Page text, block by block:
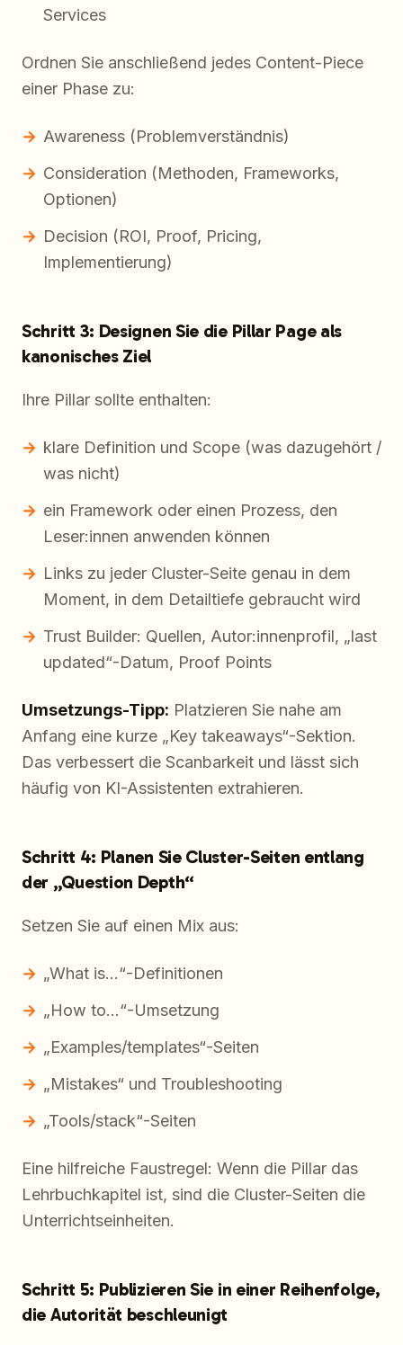
Services
Ordnen Sie anschließend jedes Content-Piece
einer Phase zu:
Awareness (Problemverständnis)
Consideration (Methoden, Frameworks,
Optionen)
Decision (ROI, Proof, Pricing,
Implementierung)
Schritt 3: Designen Sie die Pillar Page als
kanonisches Ziel
Ihre Pillar sollte enthalten:
klare Definition und Scope (was dazugehört /
was nicht)
ein Framework oder einen Prozess, den
Leser:innen anwenden können
Links zu jeder Cluster-Seite genau in dem
Moment, in dem Detailtiefe gebraucht wird
Trust Builder: Quellen, Autor:innenprofil, „last
updated“-Datum, Proof Points
Umsetzungs-Tipp: Platzieren Sie nahe am
Anfang eine kurze „Key takeaways“-Sektion.
Das verbessert die Scanbarkeit und lässt sich
häufig von KI-Assistenten extrahieren.
Schritt 4: Planen Sie Cluster-Seiten entlang
der „Question Depth“
Setzen Sie auf einen Mix aus:
„What is…“-Definitionen
„How to…“-Umsetzung
„Examples/templates“-Seiten
„Mistakes“ und Troubleshooting
„Tools/stack“-Seiten
Eine hilfreiche Faustregel: Wenn die Pillar das
Lehrbuchkapitel ist, sind die Cluster-Seiten die
Unterrichtseinheiten.
Schritt 5: Publizieren Sie in einer Reihenfolge,
die Autorität beschleunigt